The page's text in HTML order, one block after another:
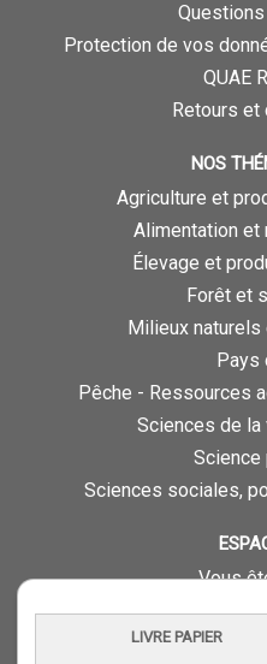
LIVRE PAPIER
Protection de vos
QUAE
Retours et
NOS
Agriculture et
Alimentation et
Élevage et
Forêt et
Milieux
Pays
Pêche - Ressources
Sciences de la
Science
Sciences sociales,
Vous
Vous
Vous